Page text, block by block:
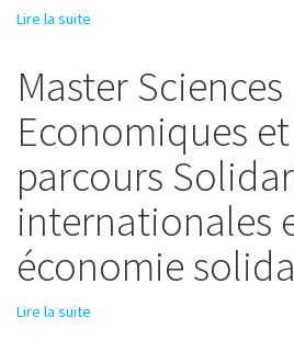
Lire la suite
Master Sciences
Economiques
parcours
internationales
économie
Lire la suite